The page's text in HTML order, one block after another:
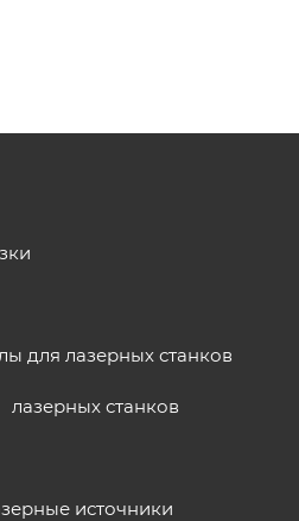
для лазерных станков
станков
источники